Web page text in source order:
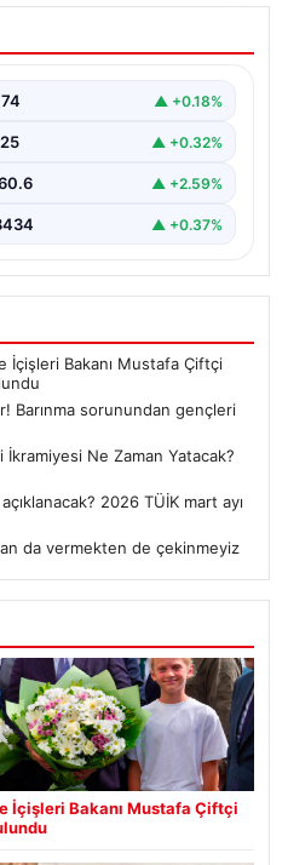
sözler! Barınma
sorumlu tuttu
Üzerine Tartışmalar",
▲ +0.18%
▲ +0.32%
▲ +2.59%
▲ +0.37%
İçişleri Bakanı Mustafa Çiftçi
Barınma sorunundan gençleri
İkramiyesi Ne Zaman Yatacak?
2026 TÜİK mart ayı
da vermekten de çekinmeyiz
İçişleri Bakanı Mustafa Çiftçi